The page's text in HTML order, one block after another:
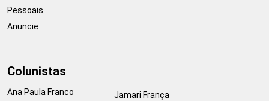
Pessoais
Anuncie
Colunistas
Ana Paula Franco
Jamari França